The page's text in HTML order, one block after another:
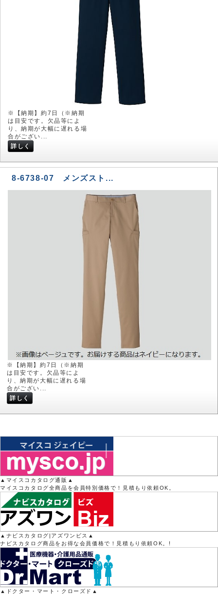
※【納期】約7日（※納期
は目安です。欠品等によ
り、納期が大幅に遅れる場
合がござい...
詳しく
8-6738-07 メンズスト...
※【納期】約7日（※納期
は目安です。欠品等によ
り、納期が大幅に遅れる場
合がござい...
詳しく
▲マイスコカタログ通販▲
マイスコカタログ全商品を会員特別価格で！見積もり依頼OK。
▲ナビスカタログ|アズワンビス▲
ナビスカタログ商品をお得な会員価格で！見積もり依頼OK。!
▲ドクター・マート・クローズド▲